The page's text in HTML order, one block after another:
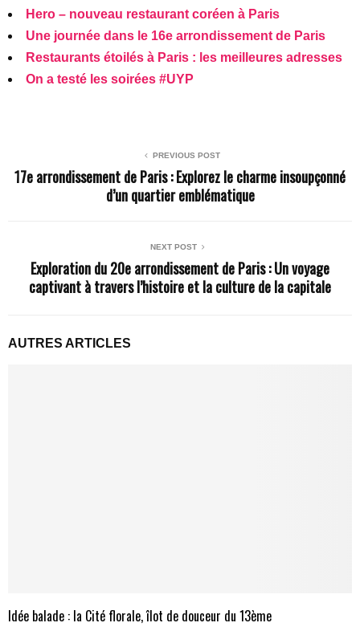
Hero – nouveau restaurant coréen à Paris
Une journée dans le 16e arrondissement de Paris
Restaurants étoilés à Paris : les meilleures adresses
On a testé les soirées #UYP
PREVIOUS POST
17e arrondissement de Paris : Explorez le charme insoupçonné
d’un quartier emblématique
NEXT POST
Exploration du 20e arrondissement de Paris : Un voyage
captivant à travers l’histoire et la culture de la capitale
AUTRES ARTICLES
Idée balade : la Cité florale, îlot de douceur du 13ème